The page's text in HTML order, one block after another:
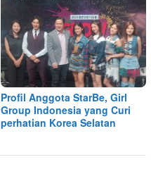
Profil Anggota StarBe, Girl
Group Indonesia yang Curi
perhatian Korea Selatan